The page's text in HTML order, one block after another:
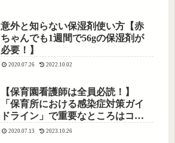
意外と知らない保湿剤使い方【赤
ちゃんでも1週間で56gの保湿剤が
必要！】
2020.07.26 2022.10.02
【保育園看護師は全員必読！】
「保育所における感染症対策ガイ
ドライン」で重要なところはコ
コ！
2020.07.13 2023.10.26